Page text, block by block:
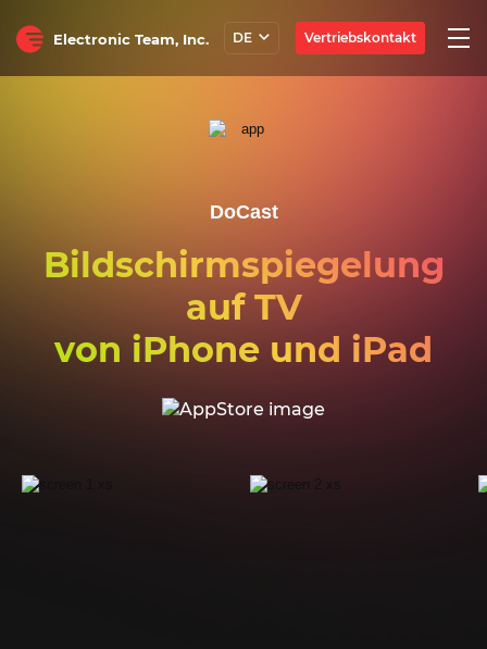
Electronic Team, Inc. DE Vertriebskontakt
DoCast
Bildschirmspiegelung
auf TV
von iPhone und iPad